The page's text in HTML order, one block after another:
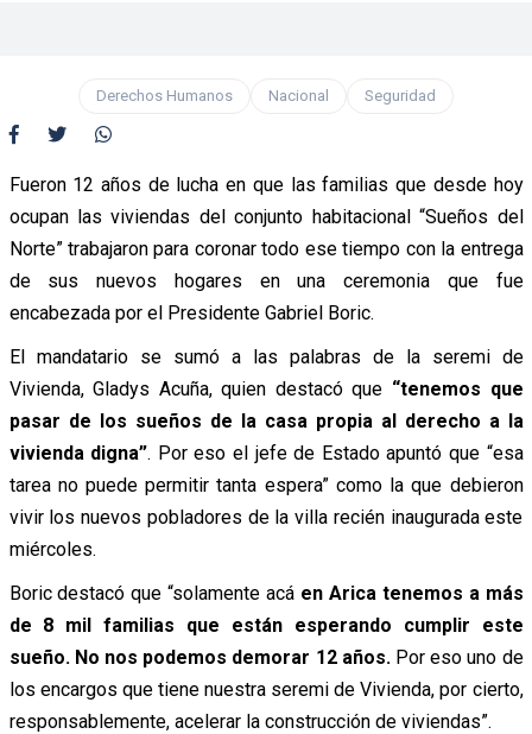
Derechos Humanos Nacional Seguridad
Fueron 12 años de lucha en que las familias que desde hoy
ocupan las viviendas del conjunto habitacional “Sueños del
Norte” trabajaron para coronar todo ese tiempo con la entrega
de sus nuevos hogares en una ceremonia que fue
encabezada por el Presidente Gabriel Boric.
El mandatario se sumó a las palabras de la seremi de
Vivienda, Gladys Acuña, quien destacó que “tenemos que
pasar de los sueños de la casa propia al derecho a la
vivienda digna”. Por eso el jefe de Estado apuntó que “esa
tarea no puede permitir tanta espera” como la que debieron
vivir los nuevos pobladores de la villa recién inaugurada este
miércoles.
Boric destacó que “solamente acá en Arica tenemos a más
de 8 mil familias que están esperando cumplir este
sueño. No nos podemos demorar 12 años. Por eso uno de
los encargos que tiene nuestra seremi de Vivienda, por cierto,
responsablemente, acelerar la construcción de viviendas”.